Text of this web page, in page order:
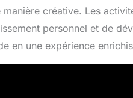
manière créative. Les
personnel et de
en une expérience